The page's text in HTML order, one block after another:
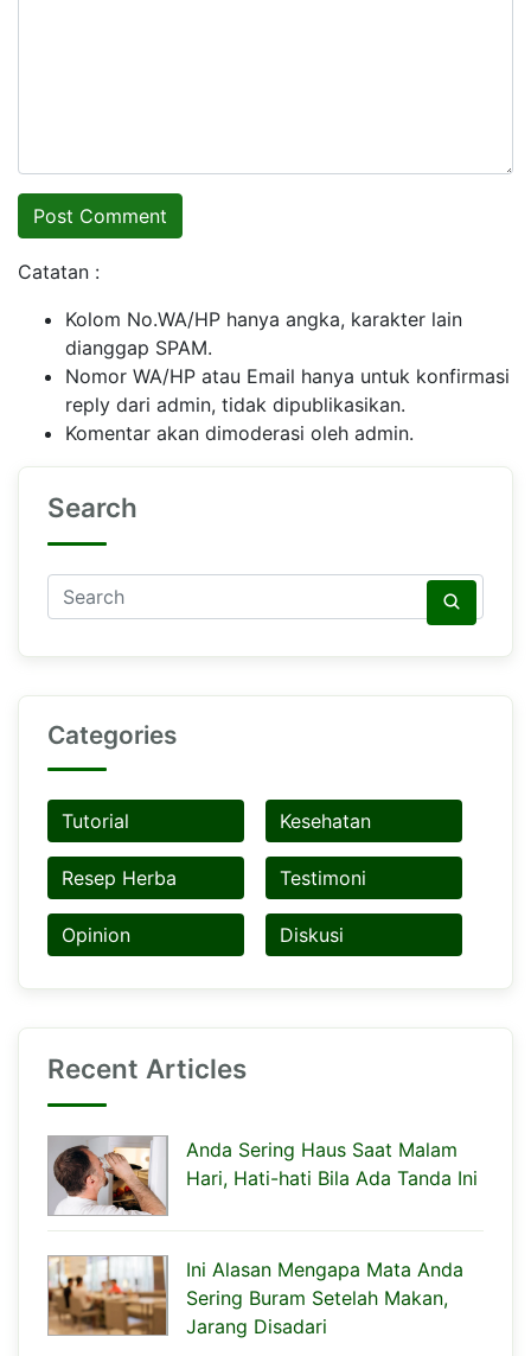
Catatan :
Kolom No.WA/HP hanya angka, karakter lain
dianggap SPAM.
Nomor WA/HP atau Email hanya untuk konfirmasi
reply dari admin, tidak dipublikasikan.
Komentar akan dimoderasi oleh admin.
Search
Categories
Tutorial Kesehatan
Resep Herba Testimoni
Opinion Diskusi
Recent Articles
Anda Sering Haus Saat Malam
Hari, Hati-hati Bila Ada Tanda Ini
Ini Alasan Mengapa Mata Anda
Sering Buram Setelah Makan,
Jarang Disadari